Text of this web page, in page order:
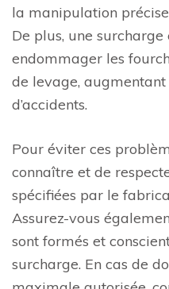
la manipulation
De plus, une
endommager les
de levage,
d’accidents.
Pour éviter ces
connaître et de
spécifiées par le
Assurez-vous
sont formés et
surcharge. En cas de